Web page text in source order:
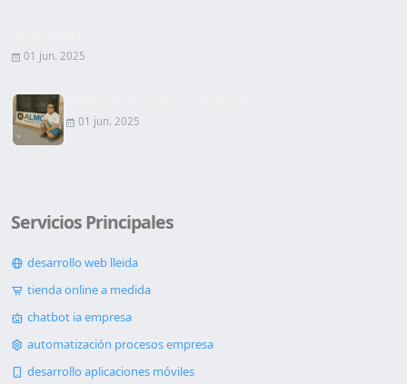
01 jun. 2025
01 jun. 2025
Servicios Principales
desarrollo web lleida
tienda online a medida
chatbot ia empresa
automatización procesos empresa
desarrollo aplicaciones móviles